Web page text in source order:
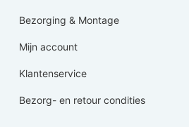
Bezorging & Montage
Mijn account
Klantenservice
Bezorg- en retour condities